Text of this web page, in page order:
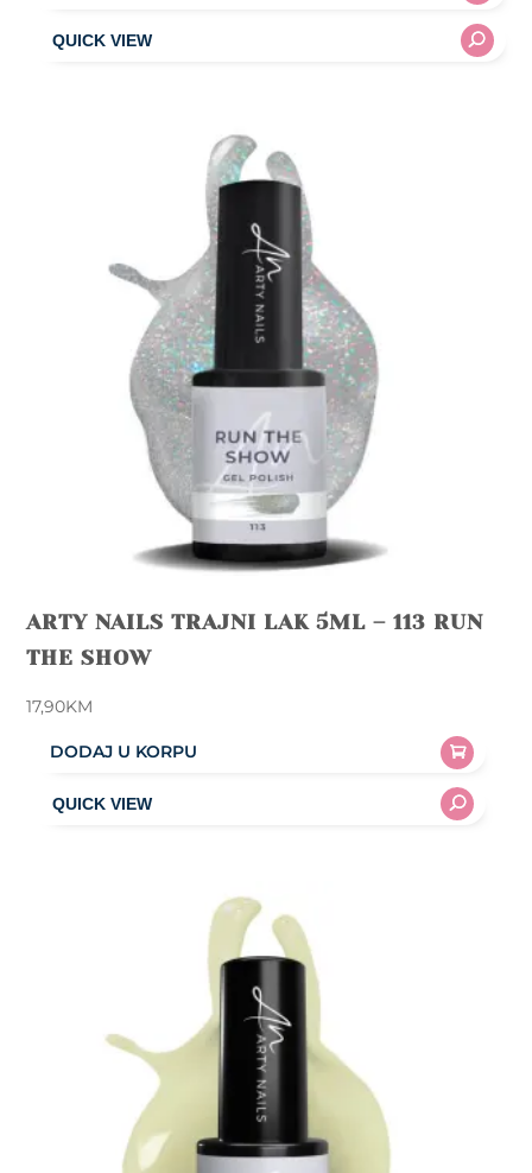
ARTY NAILS TRAJNI LAK 5ML – 113 RUN
THE SHOW
17,90KM
DODAJ U KORPU